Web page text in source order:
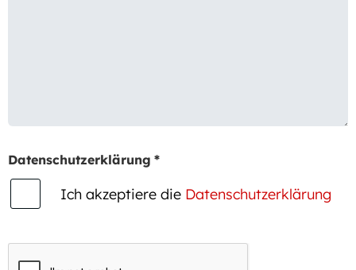
Datenschutzerklärung *
Ich akzeptiere die Datenschutzerklärung